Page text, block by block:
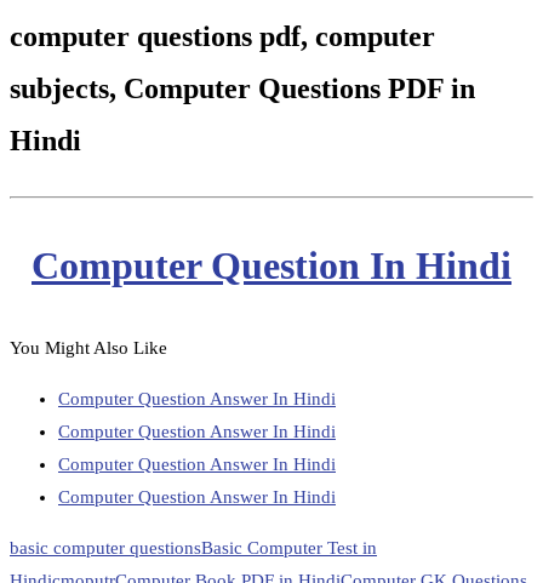
computer questions pdf, computer
subjects, Computer Questions PDF in
Hindi
Computer Question In Hindi
You Might Also Like
Computer Question Answer In Hindi
Computer Question Answer In Hindi
Computer Question Answer In Hindi
Computer Question Answer In Hindi
basic computer questionsBasic Computer Test in